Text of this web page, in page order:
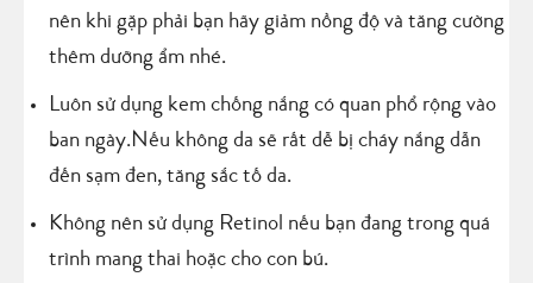
nên khi gặp phải bạn hãy giảm nồng độ và tăng cường
thêm dưỡng ẩm nhé.
Luôn sử dụng kem chống nắng có quan phổ rộng vào
ban ngày.Nếu không da sẽ rất dễ bị cháy nắng dẫn
đến sạm đen, tăng sắc tố da.
Không nên sử dụng Retinol nếu bạn đang trong quá
trình mang thai hoặc cho con bú.